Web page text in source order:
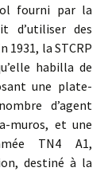
fourni par la
d’utiliser des
1931, la STCRP
habilla de
une plate-
d’agent
muros, et une
TN4 A1,
destiné à la